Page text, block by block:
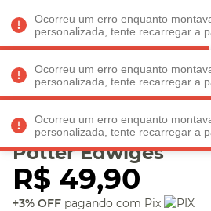
Ocorreu um erro enquanto
personalizada, tente recarregar a
Ocorreu um erro enquanto
personalizada, tente recarregar a
Ocorreu um erro enquanto
personalizada, tente recarregar a
Faltam
Veja produtos perto de
Tag de Mala Silicone
Potter Edwiges
R$ 49,90
+3% OFF pagando com Pix